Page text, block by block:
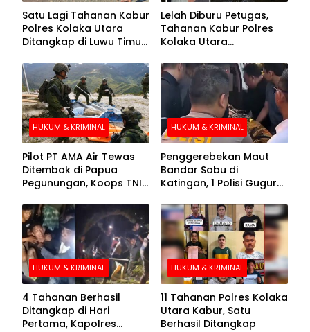
Satu Lagi Tahanan Kabur
Polres Kolaka Utara
Ditangkap di Luwu Timur,
Lelah Diburu Petugas,
Tahanan Kabur Polres
Kolaka Utara
HUKUM & KRIMINAL
Pilot PT AMA Air Tewas
Ditembak di Papua
Pegunungan, Koops TNI
Evakuasi Jenazah
Korban
HUKUM & KRIMINAL
Penggerebekan Maut
Bandar Sabu di
Katingan, 1 Polisi Gugur
HUKUM & KRIMINAL
4 Tahanan Berhasil
Ditangkap di Hari
Pertama, Kapolres
HUKUM & KRIMINAL
11 Tahanan Polres Kolaka
Utara Kabur, Satu
Berhasil Ditangkap